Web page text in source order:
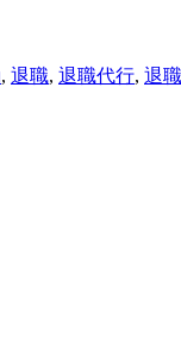
, 退職, 退職代行, 退